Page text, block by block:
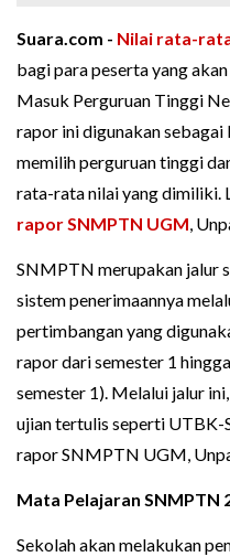
Suara.com - Nilai rata-
bagi para peserta yang
Masuk Perguruan Tinggi
rapor ini digunakan
memilih perguruan tinggi
rata-rata nilai yang dimiliki.
rapor SNMPTN UGM,
SNMPTN merupakan jalur
sistem penerimaannya
pertimbangan yang
rapor dari semester 1
semester 1). Melalui jalur
ujian tertulis seperti
rapor SNMPTN UGM,
Mata Pelajaran SNMPTN
Sekolah akan melakukan